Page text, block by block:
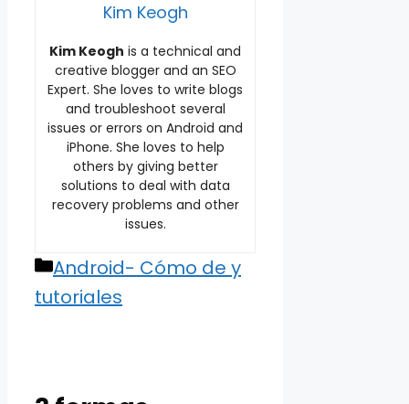
Kim Keogh
Kim Keogh is a technical and
creative blogger and an SEO
Expert. She loves to write blogs
and troubleshoot several
issues or errors on Android and
iPhone. She loves to help
others by giving better
solutions to deal with data
recovery problems and other
issues.
Categories
Android- Cómo de y
tutoriales